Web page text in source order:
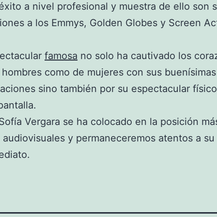
a nivel profesional y muestra de ello son
a los Emmys, Golden Globes y Screen
famosa no solo ha cautivado los
como de mujeres con sus buenísimas
sino también por su espectacular
Vergara se ha colocado en la posición
audiovisuales y permaneceremos atentos a